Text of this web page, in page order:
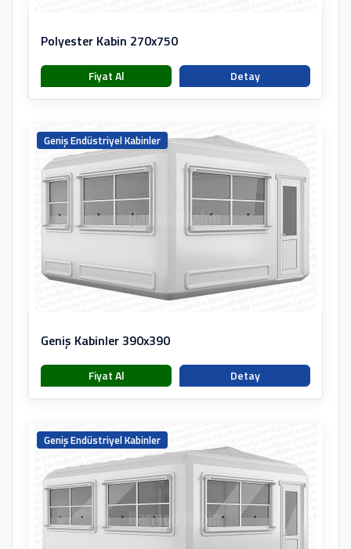
Polyester Kabin 270x750
Fiyat Al Detay
Geniş Endüstriyel Kabinler
Geniş Kabinler 390x390
Fiyat Al Detay
Geniş Endüstriyel Kabinler